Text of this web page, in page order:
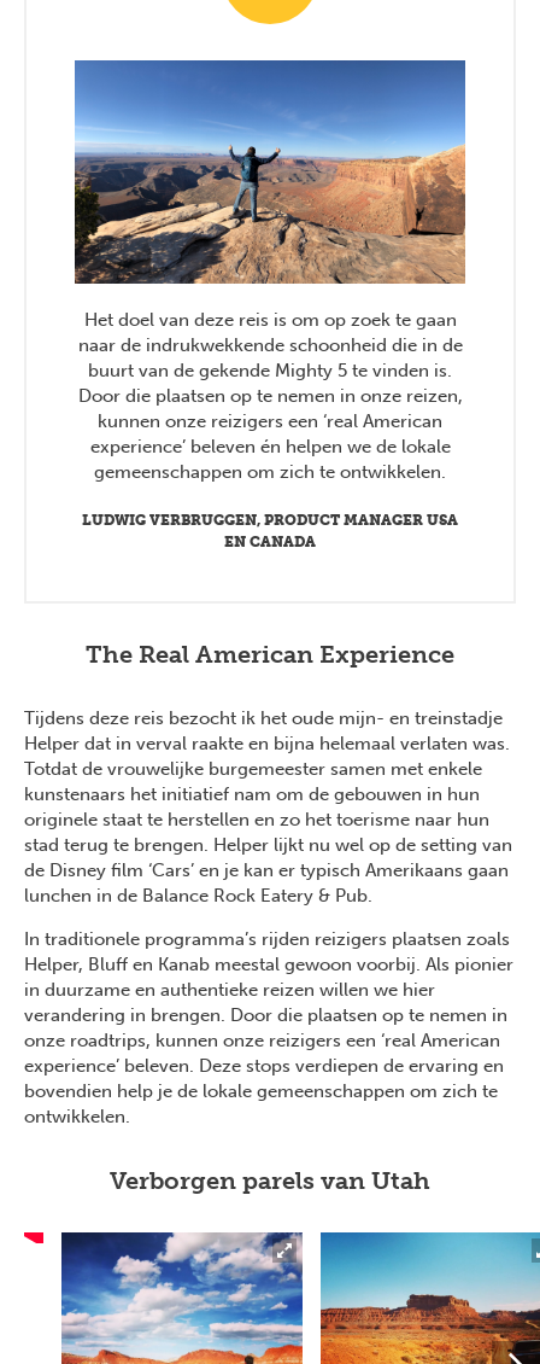
LUDWIG VERBRUGGEN, PRODUCT MANAGER USA
EN CANADA
Het doel van deze reis is om op zoek te gaan
naar de indrukwekkende schoonheid die in de
buurt van de gekende Mighty 5 te vinden is.
Door die plaatsen op te nemen in onze reizen,
kunnen onze reizigers een ‘real American
experience’ beleven én helpen we de lokale
gemeenschappen om zich te ontwikkelen.
The Real American Experience
Tijdens deze reis bezocht ik het oude mijn- en treinstadje
Helper dat in verval raakte en bijna helemaal verlaten was.
Totdat de vrouwelijke burgemeester samen met enkele
kunstenaars het initiatief nam om de gebouwen in hun
originele staat te herstellen en zo het toerisme naar hun
stad terug te brengen. Helper lijkt nu wel op de setting van
de Disney film ‘Cars’ en je kan er typisch Amerikaans gaan
lunchen in de Balance Rock Eatery & Pub.
In traditionele programma’s rijden reizigers plaatsen zoals
Helper, Bluff en Kanab meestal gewoon voorbij. Als pionier
in duurzame en authentieke reizen willen we hier
verandering in brengen. Door die plaatsen op te nemen in
onze roadtrips, kunnen onze reizigers een ‘real American
experience’ beleven. Deze stops verdiepen de ervaring en
bovendien help je de lokale gemeenschappen om zich te
ontwikkelen.
Verborgen parels van Utah